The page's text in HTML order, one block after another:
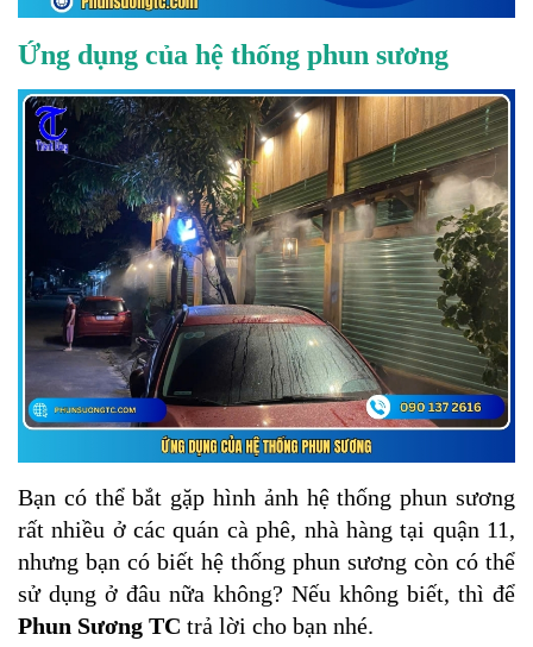
Ứng dụng của hệ thống phun sương
Bạn có thể bắt gặp hình ảnh hệ thống phun sương
rất nhiều ở các quán cà phê, nhà hàng tại quận 11,
nhưng bạn có biết hệ thống phun sương còn có thể
sử dụng ở đâu nữa không? Nếu không biết, thì để
Phun Sương TC trả lời cho bạn nhé.